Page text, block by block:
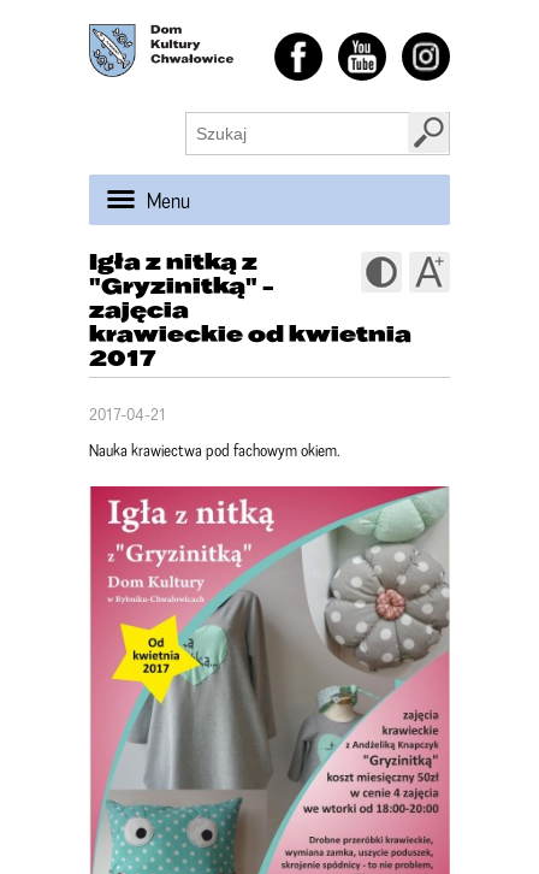
Menu
Igła z nitką z
"Gryzinitką" -
zajęcia
krawieckie od kwietnia
2017
2017-04-21
Nauka krawiectwa pod fachowym okiem.